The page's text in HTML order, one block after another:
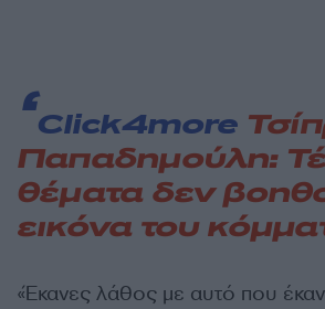
Click4more
Παπαδημούλη:
θέματα δεν
εικόνα του
«Έκανες λάθος με αυτό που